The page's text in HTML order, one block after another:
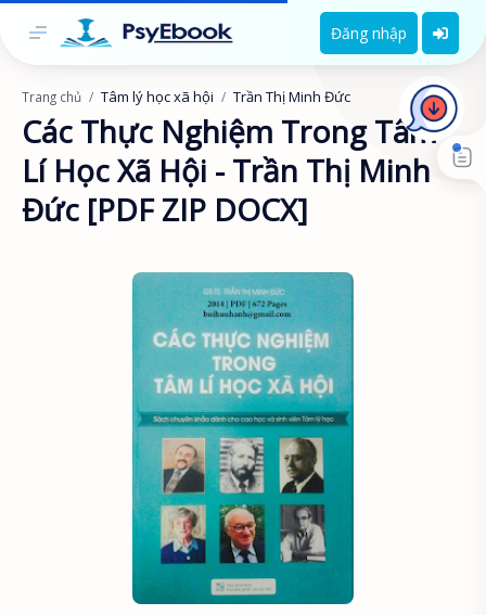
Đăng nhập
Trang chủ Tâm lý học xã hội Trần Thị Minh Đức
Các Thực Nghiệm Trong Tâm
Lí Học Xã Hội - Trần Thị Minh
Đức [PDF ZIP DOCX]